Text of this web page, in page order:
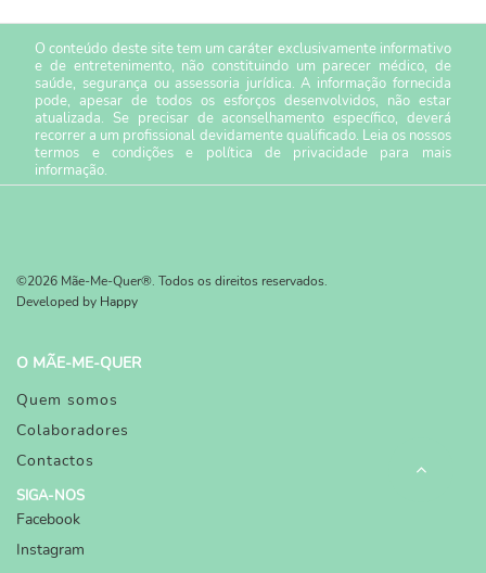
O conteúdo deste site tem um caráter exclusivamente informativo
e de entretenimento, não constituindo um parecer médico, de
saúde, segurança ou assessoria jurídica. A informação fornecida
pode, apesar de todos os esforços desenvolvidos, não estar
atualizada. Se precisar de aconselhamento específico, deverá
recorrer a um profissional devidamente qualificado. Leia os nossos
termos e condiçõese política de privacidade para mais
informação.
©2026 Mãe-Me-Quer®. Todos os direitos reservados.
Developed by Happy
O MÃE-ME-QUER
Quem somos
Colaboradores
Contactos
SIGA-NOS
Facebook
Instagram